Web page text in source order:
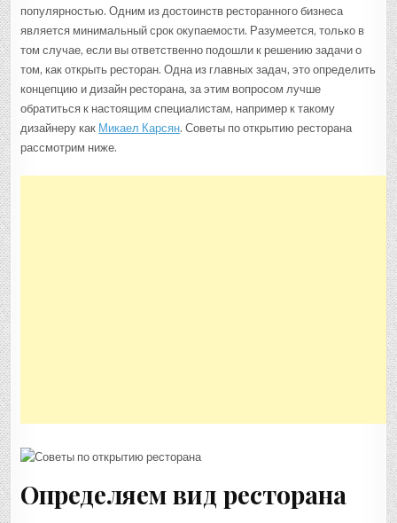
популярностью. Одним из достоинств ресторанного бизнеса
является минимальный срок окупаемости. Разумеется, только в
том случае, если вы ответственно подошли к решению задачи о
том, как открыть ресторан. Одна из главных задач, это определить
концепцию и дизайн ресторана, за этим вопросом лучше
обратиться к настоящим специалистам, например к такому
дизайнеру как Микаел Карсян. Советы по открытию ресторана
рассмотрим ниже.
Определяем вид ресторана